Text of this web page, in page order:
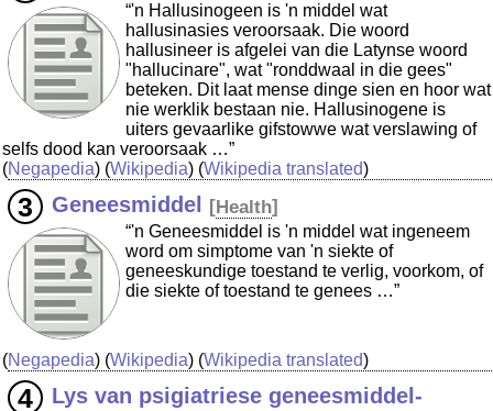
“'n Hallusinogeen is 'n middel wat
hallusinasies veroorsaak. Die woord
hallusineer is afgelei van die Latynse woord
"hallucinare", wat "ronddwaal in die gees"
beteken. Dit laat mense dinge sien en hoor wat
nie werklik bestaan nie. Hallusinogene is
uiters gevaarlike gifstowwe wat verslawing of
selfs dood kan veroorsaak …”
(Negapedia) (Wikipedia) (Wikipedia translated)
Geneesmiddel [Health]
“'n Geneesmiddel is 'n middel wat ingeneem
word om simptome van 'n siekte of
geneeskundige toestand te verlig, voorkom, of
die siekte of toestand te genees …”
(Negapedia) (Wikipedia) (Wikipedia translated)
Lys van psigiatriese geneesmiddel-